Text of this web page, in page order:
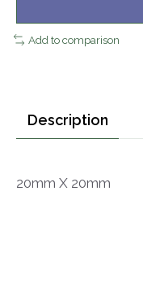
Add to comparison
Description
20mm X 20mm